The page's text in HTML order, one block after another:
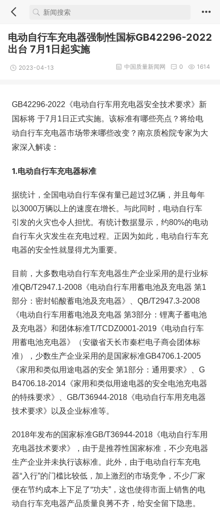
电动自行车充电器强制性国标GB42296-2022
出台 7月1日起实施
2023-04-13 1614
0
中国质量新闻网
GB42296-2022《电动自行车用充电器安全技术要求》新
国标将 于7月1日 正式实施。该标准有哪些亮点？将给电
动自行车充电器市场带来哪些改变？南京质检院专家为大
家深入解读：
1.电动自行车充电器标准
据统计，全国电动自行车保有量已超过3亿辆，并且每年
以3000万辆以上的速度在增长。与此同时，电动自行车
引发的火灾也令人担忧。有统计数据显示，约80%的电动
自行车火灾发生在充电过程。正因为如此，电动自行车充
电器的安全性就显得尤为重要。
目前，大多数电动自行车充电器生产企业采用的是行业标
准QB/T2947.1-2008《电动自行车用蓄电池及充电器 第1
部分：密封铅酸蓄电池及充电器》、QB/T2947.3-2008
《电动自行车用蓄电池及充电器 第3部分：锂离子蓄电池
及充电器》和团体标准T/TCDZ0001-2019《电动自行车
用蓄电池充电器》（安徽省天长市秦栏电子商会团体标
准），少数生产企业采用的是国家标准GB4706.1-2005
《家用和类似用途电器的安全 第1部分：通用要求》、G
B4706.18-2014《家用和类似用途电器的安全电池充电器
的特殊要求》、GB/T36944-2018《电动自行车用充电器
技术要求》以及企业标准等。
2018年发布的国家标准GB/T36944-2018《电动自行车用
充电器技术要求》，由于是推荐性国家标准，不少充电器
生产企业并未执行该标准。此外，由于电动自行车充电
器“入行”的门槛比较低，加上激烈的市场竞争，不少厂家
便在节约成本上下足了“功夫”，这也使得市面上销售的电
动自行车充电器产品质量良莠不齐，给安全留下隐患。